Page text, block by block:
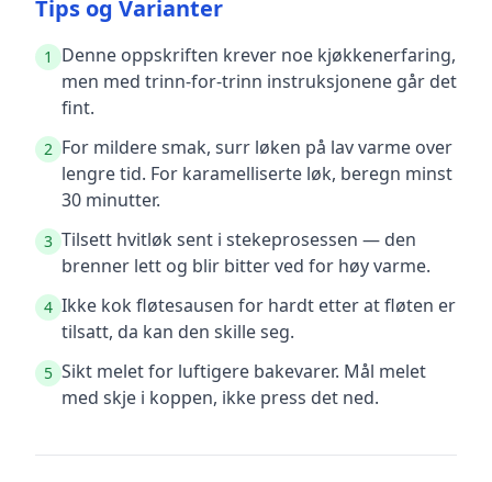
Tips og Varianter
1
Denne oppskriften krever noe kjøkkenerfaring,
men med trinn-for-trinn instruksjonene går det
fint.
2 For mildere smak, surr løken på lav varme over
lengre tid. For karamelliserte løk, beregn minst
30 minutter.
3 Tilsett hvitløk sent i stekeprosessen — den
brenner lett og blir bitter ved for høy varme.
4 Ikke kok fløtesausen for hardt etter at fløten er
tilsatt, da kan den skille seg.
5 Sikt melet for luftigere bakevarer. Mål melet
med skje i koppen, ikke press det ned.